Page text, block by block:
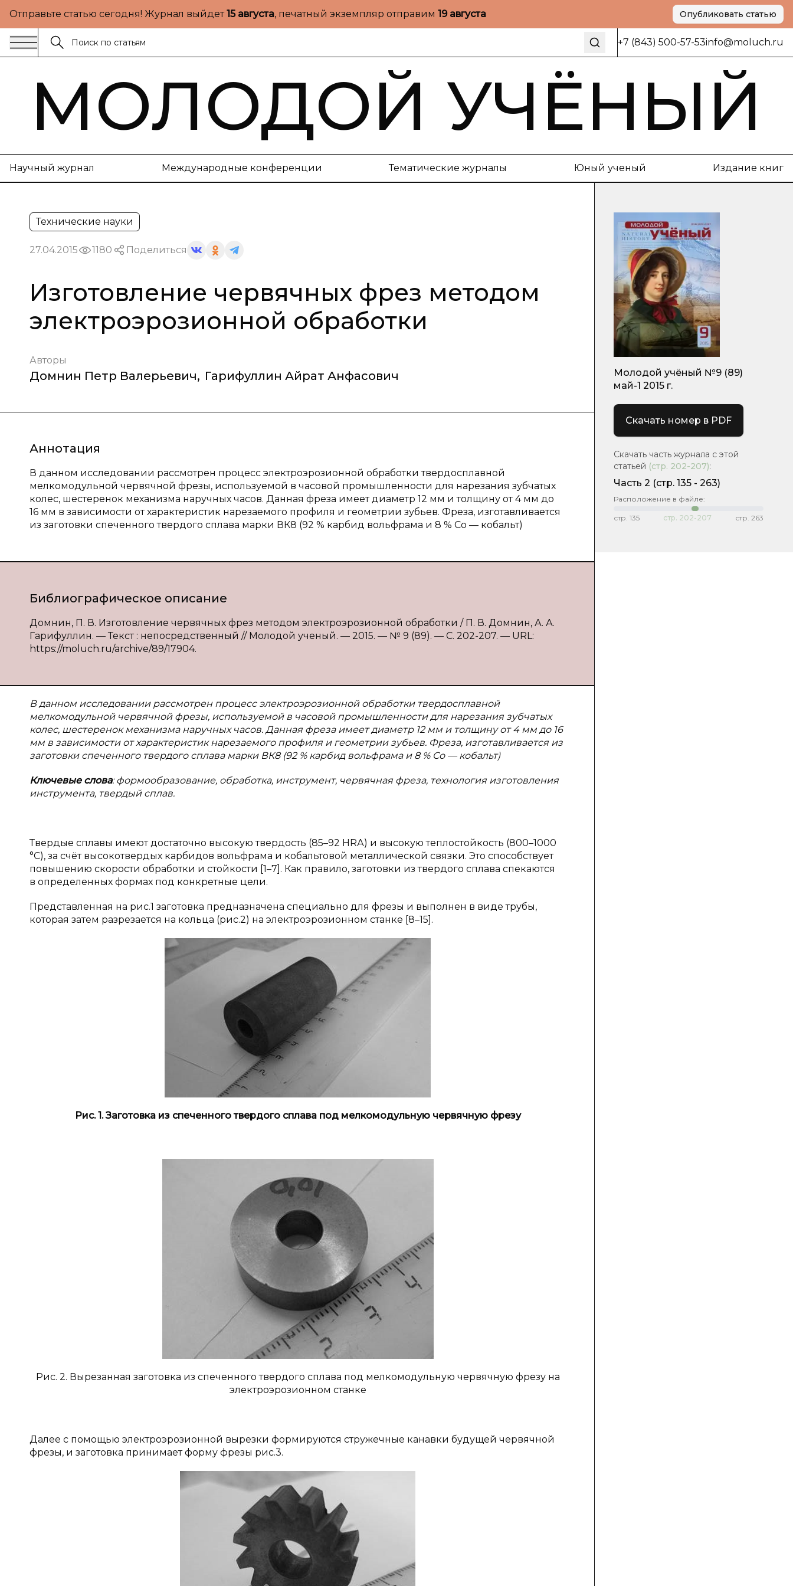
Отправьте статью сегодня! Журнал выйдет15 августа, печатный экземпляр отправим 19 августа Опубликовать статью
+7 (843) 500-57-53info@moluch.ru
МОЛОДОЙ УЧЁНЫЙ
Научный журнал Международные конференции Тематические журналы Юный ученый Издание книг
Технические науки
27.04.2015 1180 Поделиться
Изготовление червячных фрез методом
электроэрозионной обработки
Авторы
Домнин Петр Валерьевич, Гарифуллин Айрат Анфасович
Аннотация
В данном исследовании рассмотрен процесс электроэрозионной обработки твердосплавной
мелкомодульной червячной фрезы, используемой в часовой промышленности для нарезания зубчатых
колес, шестеренок механизма наручных часов. Данная фреза имеет диаметр 12 мм и толщину от 4 мм до
16 мм в зависимости от характеристик нарезаемого профиля и геометрии зубьев. Фреза, изготавливается
из заготовки спеченного твердого сплава марки ВК8 (92 % карбид вольфрама и 8 % Co — кобальт)
Библиографическое описание
Домнин, П. В. Изготовление червячных фрез методом электроэрозионной обработки / П. В. Домнин, А. А.
Гарифуллин. — Текст : непосредственный // Молодой ученый. — 2015. — № 9 (89). — С. 202-207. — URL:
https://moluch.ru/archive/89/17904.
В данном исследовании рассмотрен процесс электроэрозионной обработки твердосплавной
мелкомодульной червячной фрезы, используемой в часовой промышленности для нарезания зубчатых
колес, шестеренок механизма наручных часов. Данная фреза имеет диаметр 12 мм и толщину от 4 мм до 16
мм в зависимости от характеристик нарезаемого профиля и геометрии зубьев. Фреза, изготавливается из
заготовки спеченного твердого сплава марки ВК8 (92 % карбид вольфрама и 8 % Co — кобальт)
Ключевые слова: формообразование, обработка, инструмент, червячная фреза, технология изготовления
инструмента, твердый сплав.
Твердые сплавы имеют достаточно высокую твердость (85–92 HRА) и высокую теплостойкость (800–1000
°C), за счёт высокотвердых карбидов вольфрама и кобальтовой металлической связки. Это способствует
повышению скорости обработки и стойкости [1–7]. Как правило, заготовки из твердого сплава спекаются
в определенных формах под конкретные цели.
Представленная на рис.1 заготовка предназначена специально для фрезы и выполнен в виде трубы,
которая затем разрезается на кольца (рис.2) на электроэрозионном станке [8–15].
Рис. 1. Заготовка из спеченного твердого сплава под мелкомодульную червячную фрезу
Рис. 2. Вырезанная заготовка из спеченного твердого сплава под мелкомодульную червячную фрезу на
электроэрозионном станке
Далее с помощью электроэрозионной вырезки формируются стружечные канавки будущей червячной
фрезы, и заготовка принимает форму фрезы рис.3.
Молодой учёный №9 (89)
май-1 2015 г.
Скачать номер в PDF
Скачать часть журнала с этой
статьей (стр. 202-207):
Часть 2 (cтр. 135 - 263)
Расположение в файле:
стр. 135 стр. 202-207 стр. 263